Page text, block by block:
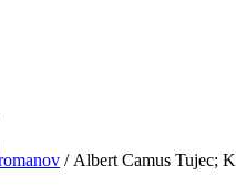
/ Albert Camus Tujec;